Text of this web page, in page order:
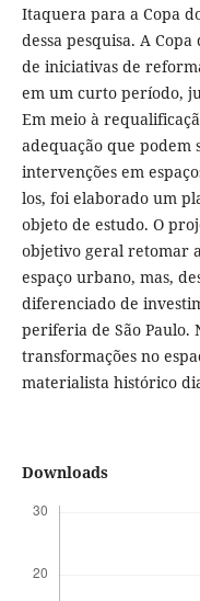
Itaquera para a Copa
dessa pesquisa. A
de iniciativas de
em um curto período,
Em meio à
adequação que
intervenções em
los, foi elaborado um
objeto de estudo. O
objetivo geral retomar
espaço urbano, mas,
diferenciado de
periferia de São Paulo.
transformações no
materialista histórico
Downloads